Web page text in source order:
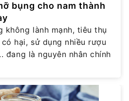
bụng cho nam thành
không lành mạnh, tiêu thụ
hại, sử dụng nhiều rượu
đang là nguyên nhân chính